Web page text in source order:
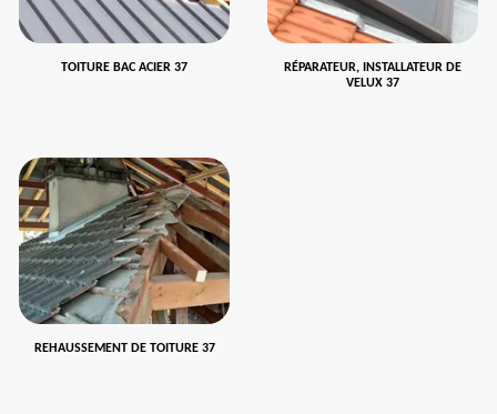
TOITURE BAC ACIER 37
RÉPARATEUR, INSTALLATEUR DE
VELUX 37
REHAUSSEMENT DE TOITURE 37